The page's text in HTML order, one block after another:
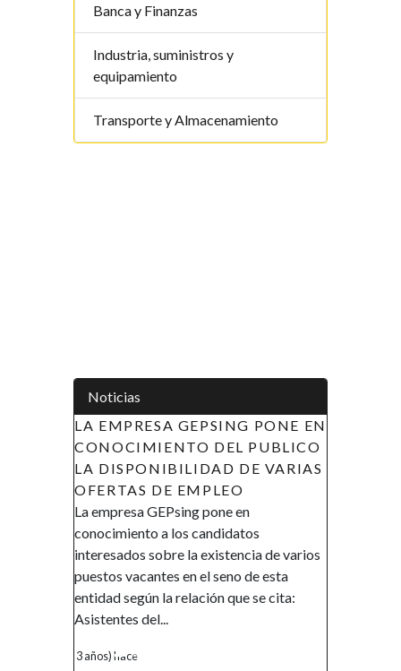
Banca y Finanzas
Industria, suministros y
equipamiento
Transporte y Almacenamiento
Noticias
LA EMPRESA GEPSING PONE EN
CONOCIMIENTO DEL PUBLICO
LA DISPONIBILIDAD DE VARIAS
OFERTAS DE EMPLEO
La empresa GEPsing pone en
conocimiento a los candidatos
interesados sobre la existencia de varios
puestos vacantes en el seno de esta
entidad según la relación que se cita:
Asistentes del...
3 años) hace